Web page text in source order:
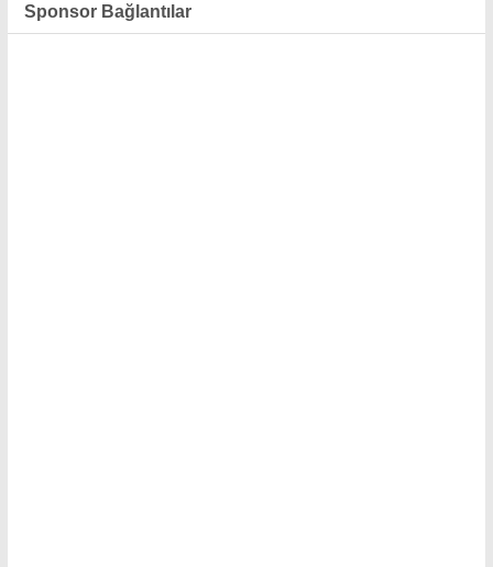
Sponsor Bağlantılar